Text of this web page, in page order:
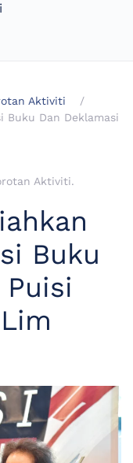
Aktiviti
Buku Dan Deklamasi
Aktiviti.
Buku